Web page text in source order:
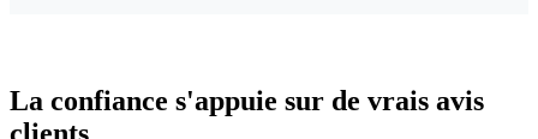
La confiance s'appuie sur de vrais avis